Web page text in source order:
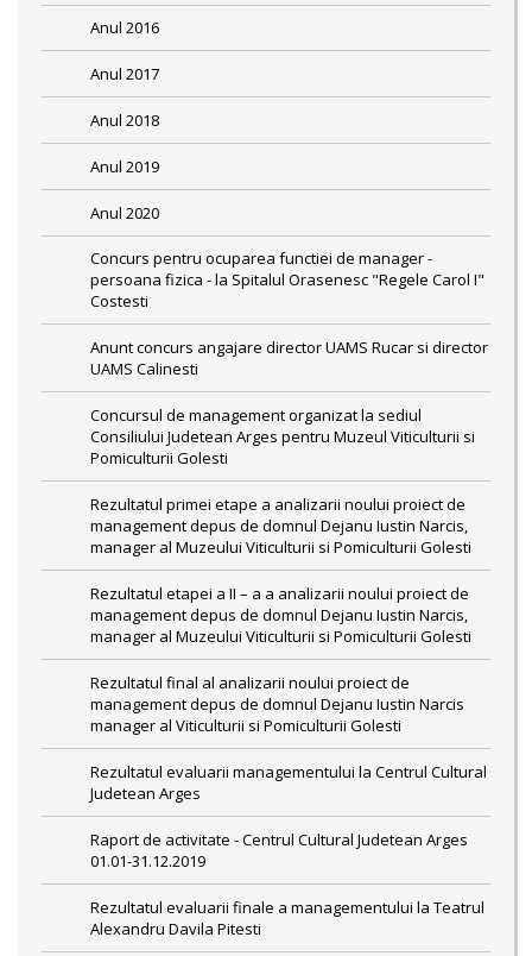
Anul 2016
Anul 2017
Anul 2018
Anul 2019
Anul 2020
Concurs pentru ocuparea functiei de manager -
persoana fizica - la Spitalul Orasenesc "Regele Carol I"
Costesti
Anunt concurs angajare director UAMS Rucar si director
UAMS Calinesti
Concursul de management organizat la sediul
Consiliului Judetean Arges pentru Muzeul Viticulturii si
Pomiculturii Golesti
Rezultatul primei etape a analizarii noului proiect de
management depus de domnul Dejanu Iustin Narcis,
manager al Muzeului Viticulturii si Pomiculturii Golesti
Rezultatul etapei a II – a a analizarii noului proiect de
management depus de domnul Dejanu Iustin Narcis,
manager al Muzeului Viticulturii si Pomiculturii Golesti
Rezultatul final al analizarii noului proiect de
management depus de domnul Dejanu Iustin Narcis
manager al Viticulturii si Pomiculturii Golesti
Rezultatul evaluarii managementului la Centrul Cultural
Judetean Arges
Raport de activitate - Centrul Cultural Judetean Arges
01.01-31.12.2019
Rezultatul evaluarii finale a managementului la Teatrul
Alexandru Davila Pitesti